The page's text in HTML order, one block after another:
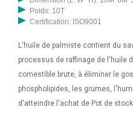
Poids: 10T
Certification: ISO9001
L'huile de palmiste contient du
processus de raffinage de l'huile
comestible brute, à éliminer le
phospholipides, les grumes,
d'atteindre l'achat de Pot de